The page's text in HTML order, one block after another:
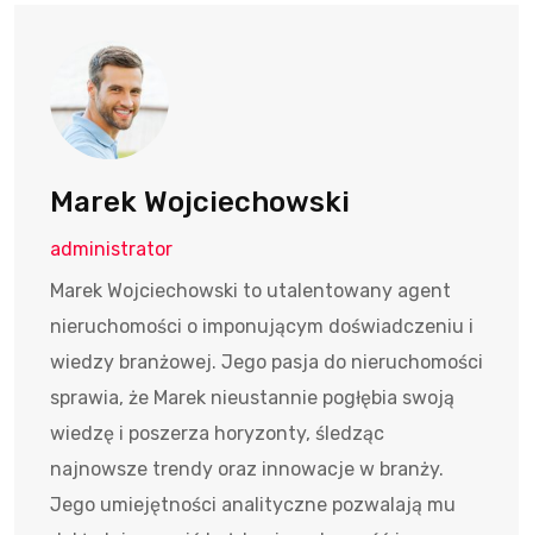
Marek Wojciechowski
administrator
Marek Wojciechowski to utalentowany agent
nieruchomości o imponującym doświadczeniu i
wiedzy branżowej. Jego pasja do nieruchomości
sprawia, że Marek nieustannie pogłębia swoją
wiedzę i poszerza horyzonty, śledząc
najnowsze trendy oraz innowacje w branży.
Jego umiejętności analityczne pozwalają mu